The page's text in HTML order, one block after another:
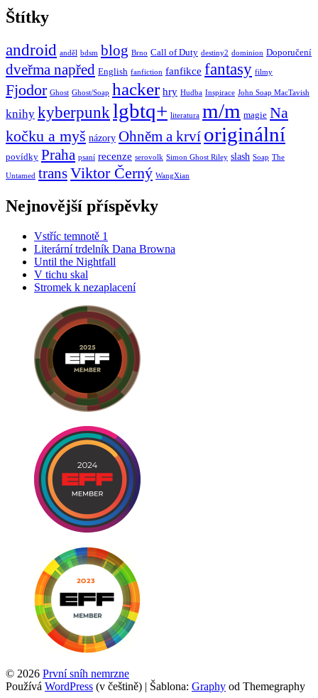
Štítky
android anděl bdsm blog Brno Call of Duty destiny2 dominion Doporučení
dveřma napřed English fanfiction fanfikce fantasy filmy
Fjodor Ghost Ghost/Soap hacker hry Hudba Inspirace John Soap MacTavish
knihy kyberpunk lgbtq+ literatura m/m magie Na
kočku a myš názory Ohněm a krví originální
povídky Praha psaní recenze serovolk Simon Ghost Riley slash Soap The
Untamed transViktor Černý WangXian
Nejnovější příspěvky
Vstříc temnotě 1
Literární trdelník Dana Browna
Until the Nightfall
V tichu skal
Stromek k nezaplacení
© 2026 První sníh nemrzne
Používá WordPress (v češtině) | Šablona: Graphy od Themegraphy